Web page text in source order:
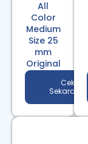
All
Color
Medium
Size 25
mm
Original
Cek
Sekarang